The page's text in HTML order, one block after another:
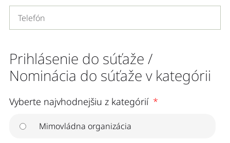
Prihlásenie do súťaže /
Nominácia do súťaže v kategórii
Vyberte najvhodnejšiu z kategórií
Mimovládna organizácia